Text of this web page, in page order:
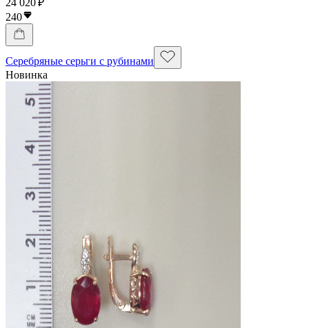
24 020 ₽
240
Серебряные серьги с рубинами
Новинка